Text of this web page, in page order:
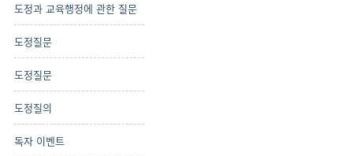
도정과 교육행정에 관한 질문
도정질문
도정질문
도정질의
독자 이벤트